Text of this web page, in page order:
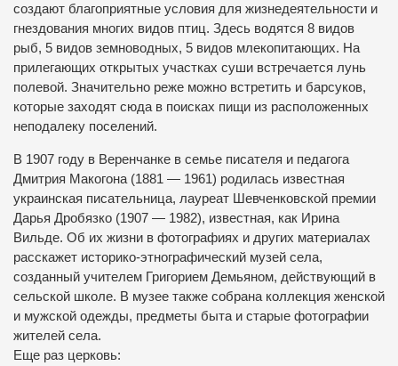
создают благоприятные условия для жизнедеятельности и
гнездования многих видов птиц. Здесь водятся 8 видов
рыб, 5 видов земноводных, 5 видов млекопитающих. На
прилегающих открытых участках суши встречается лунь
полевой. Значительно реже можно встретить и барсуков,
которые заходят сюда в поисках пищи из расположенных
неподалеку поселений.
В 1907 году в Веренчанке в семье писателя и педагога
Дмитрия Макогона (1881 — 1961) родилась известная
украинская писательница, лауреат Шевченковской премии
Дарья Дробязко (1907 — 1982), известная, как Ирина
Вильде. Об их жизни в фотографиях и других материалах
расскажет историко-этнографический музей села,
созданный учителем Григорием Демьяном, действующий в
сельской школе. В музее также собрана коллекция женской
и мужской одежды, предметы быта и старые фотографии
жителей села.
Еще раз церковь: